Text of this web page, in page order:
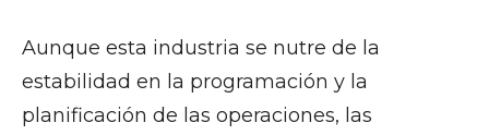
Aunque esta industria se nutre de la
estabilidad en la programación y la
planificación de las operaciones, las